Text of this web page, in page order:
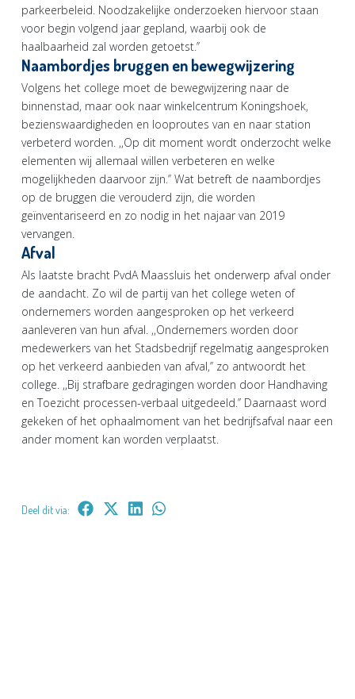
parkeerbeleid. Noodzakelijke onderzoeken hiervoor staan
voor begin volgend jaar gepland, waarbij ook de
haalbaarheid zal worden getoetst.’’
Naambordjes bruggen en bewegwijzering
Volgens het college moet de bewegwijzering naar de
binnenstad, maar ook naar winkelcentrum Koningshoek,
bezienswaardigheden en looproutes van en naar station
verbeterd worden. ,,Op dit moment wordt onderzocht welke
elementen wij allemaal willen verbeteren en welke
mogelijkheden daarvoor zijn.’’ Wat betreft de naambordjes
op de bruggen die verouderd zijn, die worden
geïnventariseerd en zo nodig in het najaar van 2019
vervangen.
Afval
Als laatste bracht PvdA Maassluis het onderwerp afval onder
de aandacht. Zo wil de partij van het college weten of
ondernemers worden aangesproken op het verkeerd
aanleveren van hun afval. ,,Ondernemers worden door
medewerkers van het Stadsbedrijf regelmatig aangesproken
op het verkeerd aanbieden van afval,’’ zo antwoordt het
college. ,,Bij strafbare gedragingen worden door Handhaving
en Toezicht processen-verbaal uitgedeeld.’’ Daarnaast word
gekeken of het ophaalmoment van het bedrijfsafval naar een
ander moment kan worden verplaatst.
Deel dit via: